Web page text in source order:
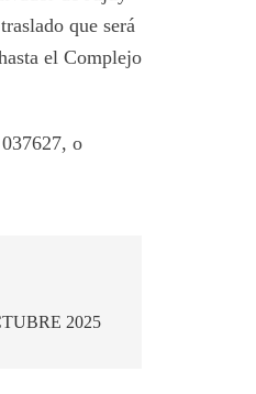
que será
el Complejo
o
2025